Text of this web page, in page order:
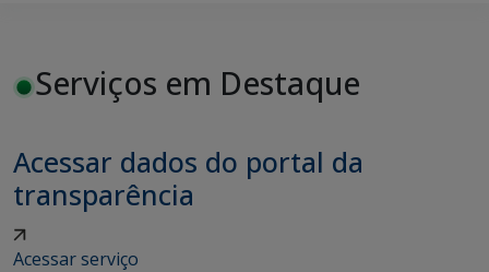
Serviços em Destaque
Acessar dados do portal da
transparência
Acessar serviço